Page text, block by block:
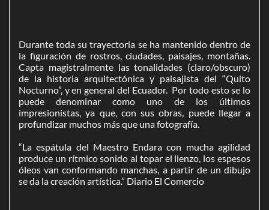
Durante toda su trayectoria se ha mantenido dentro de
la figuración de rostros, ciudades, paisajes, montañas.
Capta magistralmente las tonalidades (claro/obscuro)
de la historia arquitectónica y paisajista del “Quito
Nocturno”, y en general del Ecuador. Por todo esto se lo
puede denominar como uno de los últimos
impresionistas, ya que, con sus obras, puede llegar a
profundizar muchos más que una fotografía.
“La espátula del Maestro Endara con mucha agilidad
produce un rítmico sonido al topar el lienzo, los espesos
óleos van conformando manchas, a partir de un dibujo
se da la creación artística.” Diario El Comercio